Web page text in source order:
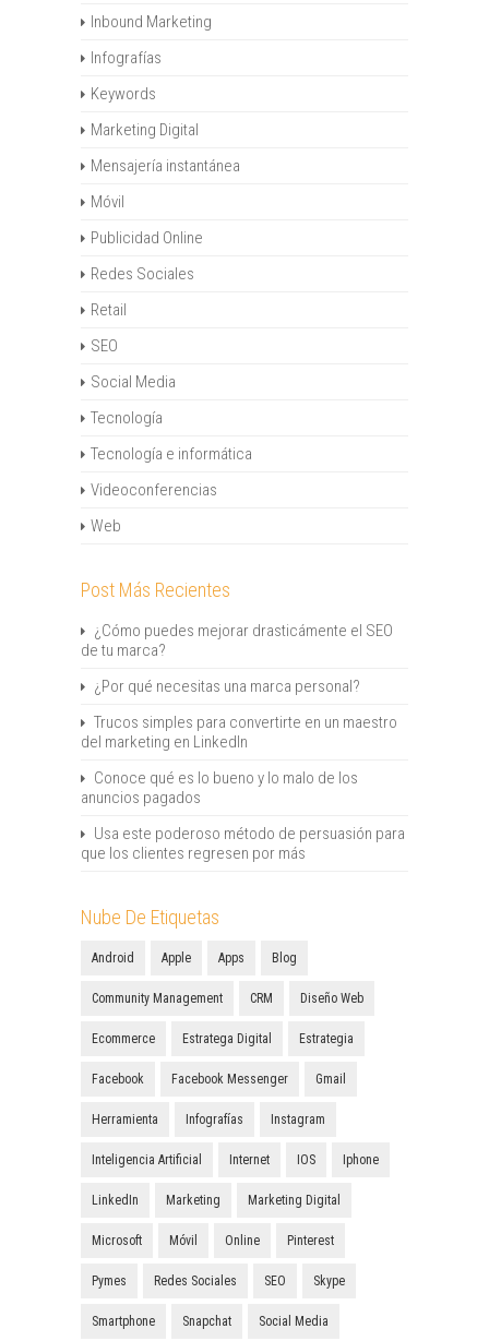
Inbound Marketing
Infografías
Keywords
Marketing Digital
Mensajería instantánea
Móvil
Publicidad Online
Redes Sociales
Retail
SEO
Social Media
Tecnología
Tecnología e informática
Videoconferencias
Web
Post Más Recientes
¿Cómo puedes mejorar drasticámente el SEO
de tu marca?
¿Por qué necesitas una marca personal?
Trucos simples para convertirte en un maestro
del marketing en LinkedIn
Conoce qué es lo bueno y lo malo de los
anuncios pagados
Usa este poderoso método de persuasión para
que los clientes regresen por más
Nube De Etiquetas
Android Apple Apps Blog
Community Management CRM Diseño Web
Ecommerce Estratega Digital Estrategia
Facebook Facebook Messenger Gmail
Herramienta Infografías Instagram
Inteligencia Artificial Internet IOS Iphone
LinkedIn Marketing Marketing Digital
Microsoft Móvil Online Pinterest
Pymes Redes Sociales SEO Skype
Smartphone Snapchat Social Media